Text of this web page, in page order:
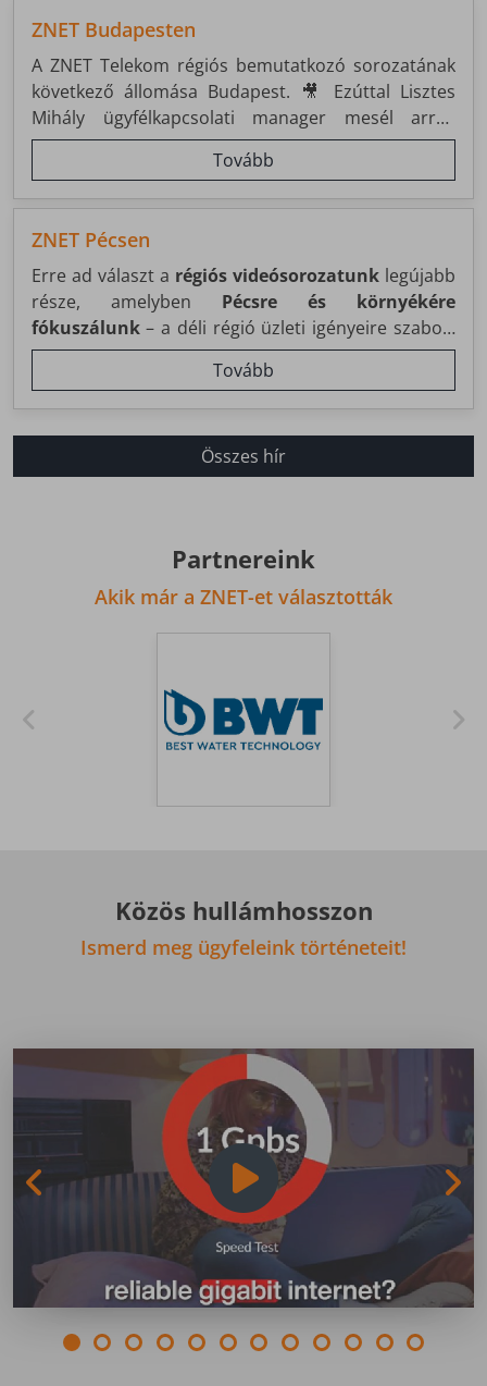
ZNET Budapesten
A ZNET Telekom régiós bemutatkozó sorozatának
következő állomása Budapest. 🎥 Ezúttal Lisztes
Mihály ügyfélkapcsolati manager mesél arról,
hogyan segítjük a fővárosi vállalkozásokat gyors,
megbízható és testreszabott üzleti
internetszolgáltatásokkal.
Tovább
ZNET Pécsen
Erre ad választ a régiós videósorozatunk legújabb
része, amelyben Pécsre és környékére
fókuszálunk – a déli régió üzleti igényeire szabott
megoldásainkkal.
Tovább
Összes hír
Partnereink
Akik már a ZNET-et választották
Közös hullámhosszon
Ismerd meg ügyfeleink történeteit!